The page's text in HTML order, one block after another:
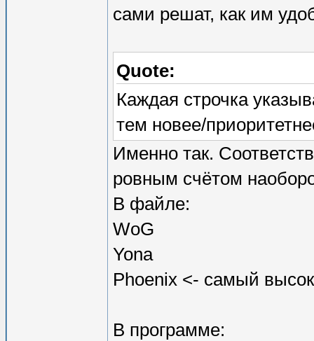
сами решат, как им
Quote:
Каждая строчка
тем новее/
Именно так.
ровным счётом
В файле:
WoG
Yona
Phoenix <- самый
В программе: